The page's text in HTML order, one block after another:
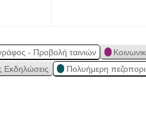
- Προβολή ταινιών
Εκδηλώσεις
Πολυήμερη